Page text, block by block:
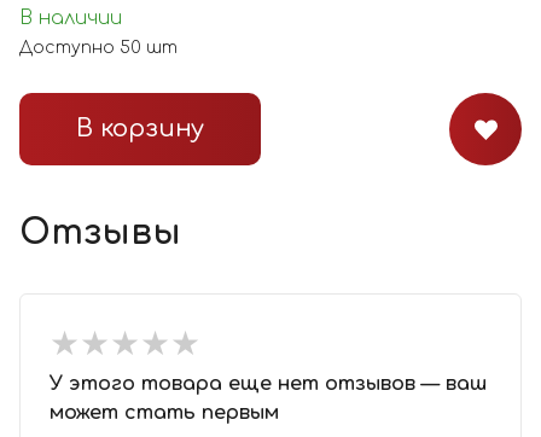
В наличии
Доступно 50 шт
В корзину
Отзывы
★★★★★
★★★★★
У этого товара еще нет отзывов — ваш
может стать первым